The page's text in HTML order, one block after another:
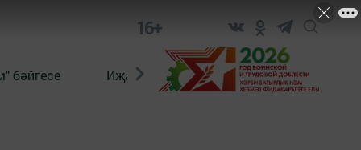
16+
бәйгесе Иҗат Реклама Онлайн